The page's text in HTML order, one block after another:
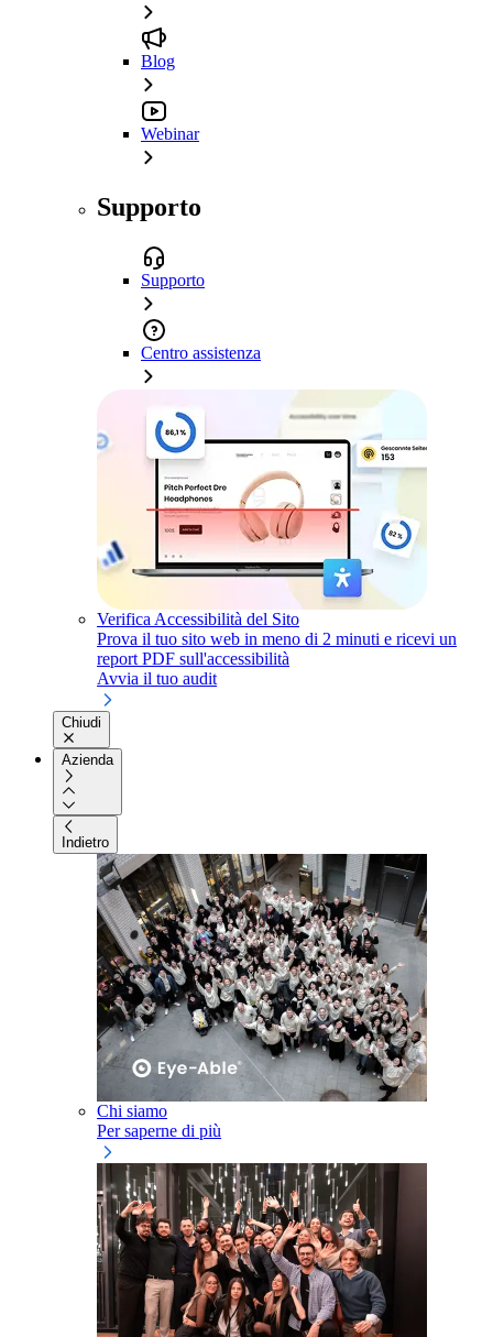
Blog
Webinar
Supporto
Supporto
Centro assistenza
Verifica Accessibilità del Sito
Prova il tuo sito web in meno di 2 minuti e ricevi un
report PDF sull'accessibilità
Avvia il tuo audit
Chiudi
Azienda
Indietro
Chi siamo
Per saperne di più